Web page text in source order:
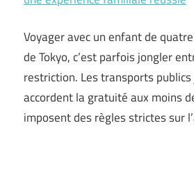
Voyager avec un enfant de
de Tokyo, c’est parfois jongler
restriction. Les transports
accordent la gratuité aux moins
imposent des règles strictes sur